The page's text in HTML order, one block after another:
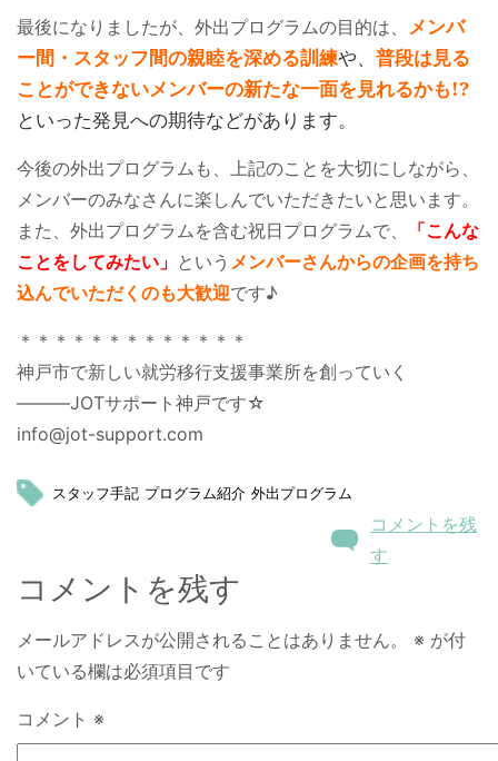
最後になりましたが、外出プログラムの目的は、 メンバ
ー間・スタッフ間の親睦を深める訓練や、 普段は見る
ことができないメンバーの新たな一面を見れるかも!?
といった発見への期待などがあります。
今後の外出プログラムも、上記のことを大切にしながら、
メンバーのみなさんに楽しんでいただきたいと思います。
また、外出プログラムを含む祝日プログラムで、
「こんな
ことをしてみたい」 という メンバーさんからの企画を持ち
込んでいただくのも大歓迎です♪
＊＊＊＊＊＊＊＊＊＊＊＊＊
神戸市で新しい就労移行支援事業所を創っていく
―――JOTサポート神戸です☆
info@jot-support.com
スタッフ手記 プログラム紹介 外出プログラム
コメントを残
す
コメントを残す
メールアドレスが公開されることはありません。 ※ が付
いている欄は必須項目です
コメント ※